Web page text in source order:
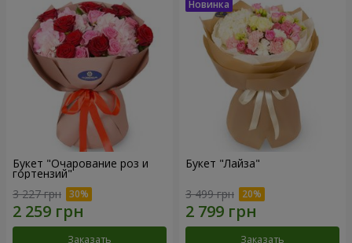
Букет "Очарование роз и
гортензий"
3 227 грн
Заказать
Букет "Лайза"
3 499 грн
Заказать